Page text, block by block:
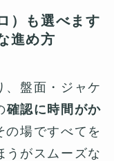
）も選べます
進め方
、盤面・ジャケ
確認に時間がか
の場ですべてを
うがスムーズな